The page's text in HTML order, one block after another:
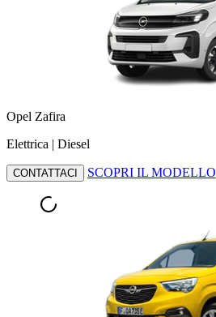
Opel Zafira
Elettrica | Diesel
CONTATTACI SCOPRI IL MODELLO